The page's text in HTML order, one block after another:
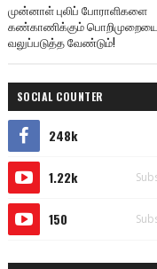
முன்னாள் புலிப் போராளிகளை
கண்காணிக்கும்
வலுப்படுத்த வேண்டும்!
SOCIAL COUNTER
248k
1.22k
150